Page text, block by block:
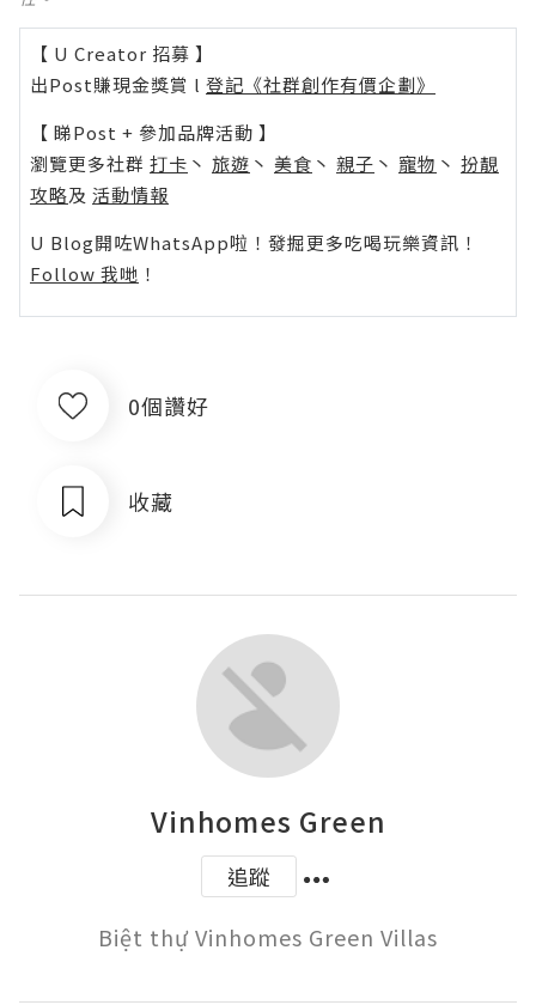
【 U Creator 招募 】
出Post賺現金獎賞 l 登記《社群創作有價企劃》
【 睇Post + 參加品牌活動 】
瀏覽更多社群 打卡 丶 旅遊 丶 美食 丶 親子 丶 寵物 丶 扮靚
攻略及 活動情報
U Blog開咗WhatsApp啦！發掘更多吃喝玩樂資訊！
Follow 我哋 ！
0個讚好
收藏
Vinhomes Green
追蹤
Biệt thự Vinhomes Green Villas